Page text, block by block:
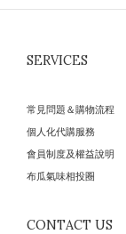
SERVICES
常見問題＆購物流程
個人化代購服務
會員制度及權益說明
布瓜氣味相投圈
CONTACT US